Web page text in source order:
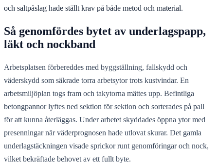
och saltpåslag hade ställt krav på både metod och material.
Så genomfördes bytet av underlagspapp,
läkt och nockband
Arbetsplatsen förbereddes med byggställning, fallskydd och
väderskydd som säkrade torra arbetsytor trots kustvindar. En
arbetsmiljöplan togs fram och takytorna mättes upp. Befintliga
betongpannor lyftes ned sektion för sektion och sorterades på pall
för att kunna återläggas. Under arbetet skyddades öppna ytor med
presenningar när väderprognosen hade utlovat skurar. Det gamla
underlagstäckningen visade sprickor runt genomföringar och nock,
vilket bekräftade behovet av ett fullt byte.